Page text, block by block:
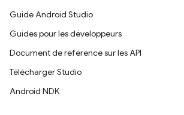
Guide Android Studio
Guides pour les développeurs
Document de référence sur les API
Télécharger Studio
Android NDK